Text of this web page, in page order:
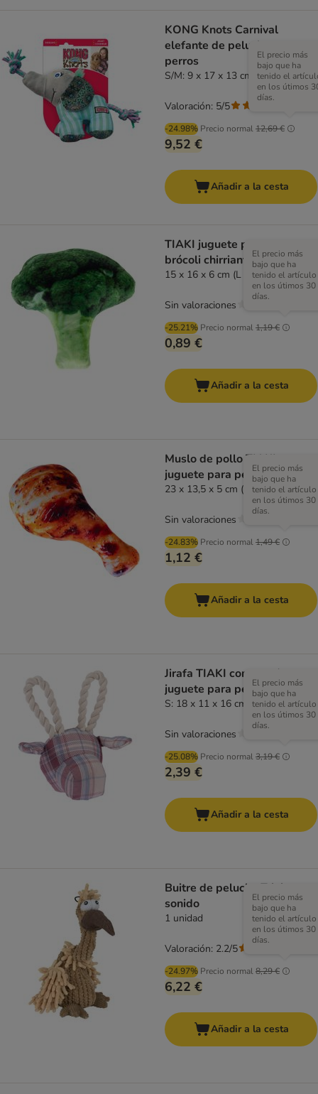
KONG Knots Carnival
elefante de peluche para
perros
S/M: 9 x 17 x 13 cm (L x An x Al)
-24.98% Precio normal12,69 €
El precio más
bajo que ha
tenido el
en los útimos
días.
9,52 €
Valoración: 5/5
Añadir a la cesta
TIAKI juguete para perro
brócoli chirriante
15 x 16 x 6 cm (L x An x Al)
-25.21% Precio normal1,19 €
El precio más
bajo que ha
tenido el artículo
en los útimos 30
días.
0,89 €
Sin valoraciones
Añadir a la cesta
Muslo de pollo TIAKI
juguete para perros
23 x 13,5 x 5 cm (L x An x Al)
-24.83% Precio normal1,49 €
El precio más
bajo que ha
tenido el artículo
en los útimos 30
días.
1,12 €
Sin valoraciones
Añadir a la cesta
Jirafa TIAKI con cuerda
juguete para perros
S: 18 x 11 x 16 cm (L x An x Al)
-25.08% Precio normal3,19 €
El precio más
bajo que ha
tenido el artículo
en los útimos 30
días.
2,39 €
Sin valoraciones
Añadir a la cesta
Buitre de peluche Trixie con
sonido
1 unidad
-24.97% Precio normal8,29 €
El precio más
bajo que ha
tenido el artículo
en los útimos 30
días.
6,22 €
Valoración: 2.2/5
Añadir a la cesta